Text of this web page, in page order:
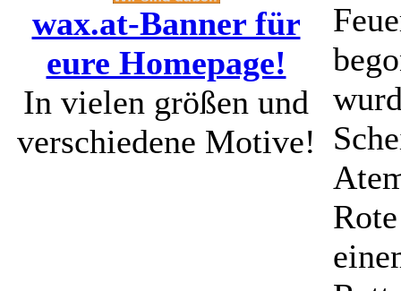
wax.at-Banner für
eure Homepage!
In vielen größen und
verschiedene Motive!